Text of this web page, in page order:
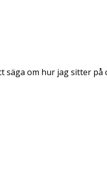
säga om hur jag sitter